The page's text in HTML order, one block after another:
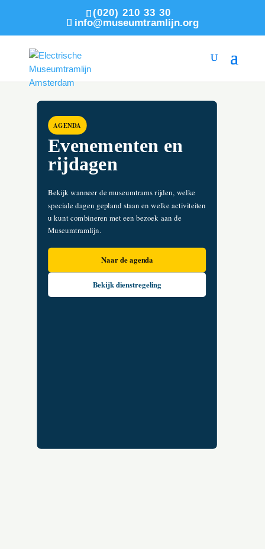
(020) 210 33 30
info@museumtramlijn.org
AGENDA
Evenementen en
rijdagen
Bekijk wanneer de museumtrams rijden, welke
speciale dagen gepland staan en welke activiteiten
u kunt combineren met een bezoek aan de
Museumtramlijn.
Naar de agenda
Bekijk dienstregeling